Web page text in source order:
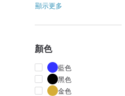
顯示更多
顏色
藍色
黑色
金色